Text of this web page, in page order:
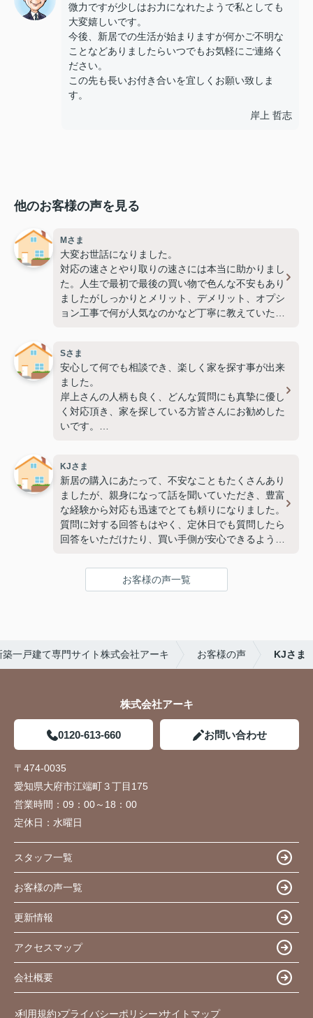
微力ですが少しはお力になれたようで私としても
大変嬉しいです。
今後、新居での生活が始まりますが何かご不明な
ことなどありましたらいつでもお気軽にご連絡く
ださい。
この先も長いお付き合いを宜しくお願い致しま
す。
岸上 哲志
他のお客様の声を見る
Mさま
大変お世話になりました。
対応の速さとやり取りの速さには本当に助かりまし
た。人生で最初で最後の買い物で色んな不安もあり
ましたがしっかりとメリット、デメリット、オプシ
ョン工事で何が人気なのかなど丁寧に教えていただ
Sさま
安心して何でも相談でき、楽しく家を探す事が出来
ました。
岸上さんの人柄も良く、どんな質問にも真摯に優し
く対応頂き、家を探している方皆さんにお勧めした
いです。
またどこかでお会いしましたら、お声がけします
ね。
本当にありがとうございました。(2026.5.5)
KJさま
新居の購入にあたって、不安なこともたくさんあり
ましたが、親身になって話を聞いていただき、豊富
な経験から対応も迅速でとても頼りになりました。
質問に対する回答もはやく、定休日でも質問したら
回答をいただけたり、買い手側が安心できるような
多分2度と家を買う機会はないと思いますが、もし
次があればまたアーキさんにお願いしたいぐらいで
お客様の声一覧
一戸建て専門サイト株式会社アーキ お客様の声 KJさま
株式会社アーキ
0120-613-660 お問い合わせ
〒474-0035
愛知県大府市江端町３丁目175
営業時間： 09：00～18：00
定休日： 水曜日
スタッフ一覧
お客様の声一覧
更新情報
アクセスマップ
会社概要
利用規約 プライバシーポリシー サイトマップ